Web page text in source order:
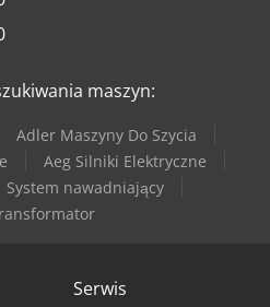
maszyn:
Adler Maszyny Do Szycia
Aeg Silniki Elektryczne
System nawadniający
Serwis